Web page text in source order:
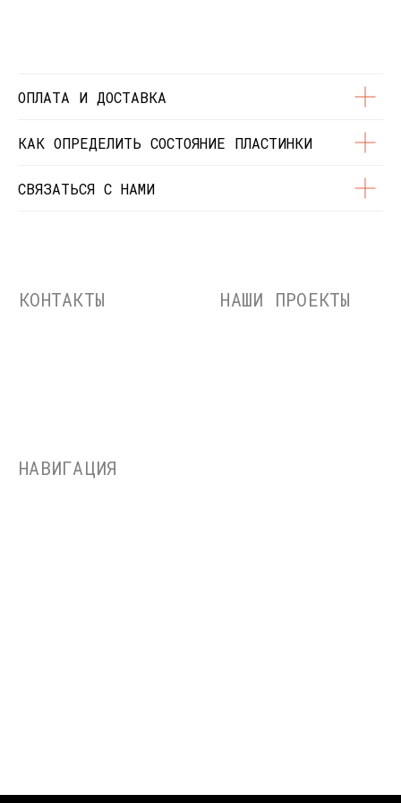
ОПЛАТА И ДОСТАВКА
КАК ОПРЕДЕЛИТЬ СОСТОЯНИЕ ПЛАСТИНКИ
СВЯЗАТЬСЯ С НАМИ
323774600664115, ИНН: 771597260331